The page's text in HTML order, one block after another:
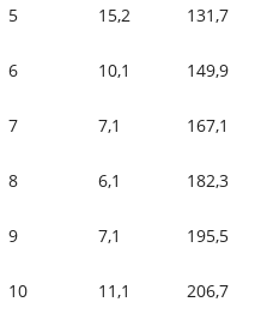
5 15,2 131,7
6 10,1 149,9
7 7,1 167,1
8 6,1 182,3
9 7,1 195,5
10 11,1 206,7